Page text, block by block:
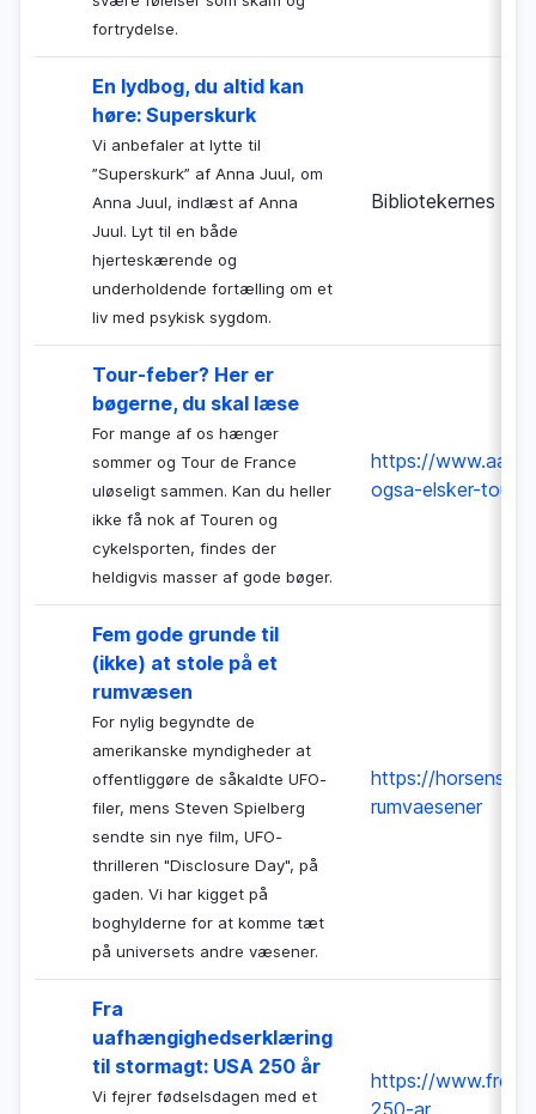
fortrydelse.
En lydbog, du altid kan
høre: Superskurk
Vi anbefaler at lytte til
”Superskurk” af Anna Juul, om
Anna Juul, indlæst af Anna
Juul. Lyt til en både
hjerteskærende og
underholdende fortælling om et
liv med psykisk sygdom.
Bibliotekernes
Tour-feber? Her er
bøgerne, du skal læse
For mange af os hænger
sommer og Tour de France
uløseligt sammen. Kan du heller
ikke få nok af Touren og
cykelsporten, findes der
heldigvis masser af gode bøger.
https://
ogsa-elsker-tour-
Fem gode grunde til
(ikke) at stole på et
rumvæsen
For nylig begyndte de
amerikanske myndigheder at
offentliggøre de såkaldte UFO-
filer, mens Steven Spielberg
sendte sin nye film, UFO-
thrilleren "Disclosure Day", på
gaden. Vi har kigget på
boghylderne for at komme tæt
på universets andre væsener.
https://
rumvaesener
Fra
uafhængighedserklæring
til stormagt: USA 250 år
Vi fejrer fødselsdagen med et
https://
250-ar